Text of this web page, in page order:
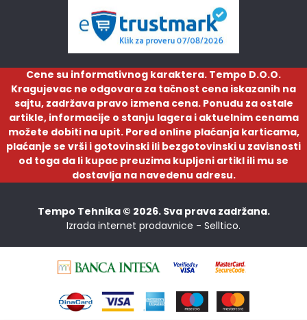
Cene su informativnog karaktera. Tempo D.O.O.
Kragujevac ne odgovara za tačnost cena iskazanih na
sajtu, zadržava pravo izmena cena. Ponudu za ostale
artikle, informacije o stanju lagera i aktuelnim cenama
možete dobiti na upit. Pored online plaćanja karticama,
plaćanje se vrši i gotovinski ili bezgotovinski u zavisnosti
od toga da li kupac preuzima kupljeni artikl ili mu se
dostavlja na navedenu adresu.
Tempo Tehnika © 2026. Sva prava zadržana.
Izrada internet prodavnice - Selltico.